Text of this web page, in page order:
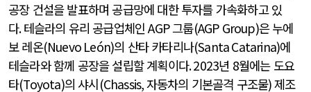
공장 건설을 발표하며 공급망에 대한 투자를 가속화하고 있
다.테슬라의 유리 공급업체인AGP그룹(AGP Group)은 누에
보 레온(Nuevo León)의 산타 카타리나(Santa Catarina)에
테슬라와 함께 공장을 설립할 계획이다. 2023년 8월에는 도요
타(Toyota)의 샤시(Chassis,자동차의 기본골격 구조물)제조